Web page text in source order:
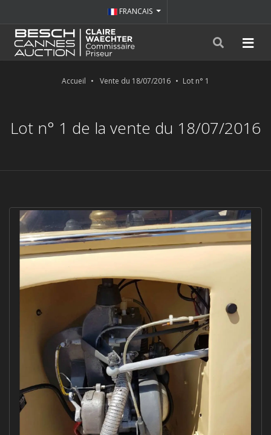
FRANCAIS
Accueil Vente du 18/07/2016 Lot n° 1
Lot n° 1 de la vente du 18/07/2016